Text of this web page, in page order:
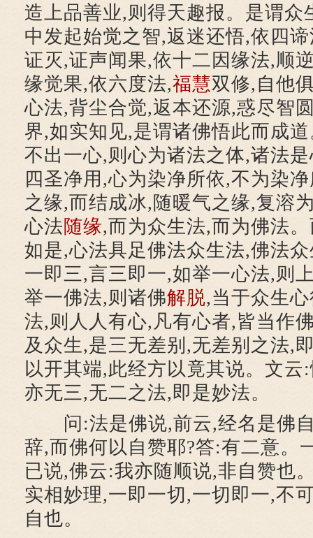
造上品善业,则得天趣报。是谓众
中发起始觉之智,返迷还悟,依四
证灭,证声闻果,依十二因缘法,顺
缘觉果,依六度法,福慧双修,自他
心法,背尘合觉,返本还源,惑尽智
界,如实知见,是谓诸佛悟此而成
不出一心,则心为诸法之体,诸法
四圣净用,心为染净所依,不为染
之缘,而结成冰,随暖气之缘,复溶
心法随缘,而为众生法,而为佛法
如是,心法具足佛法众生法,佛法
一即三,言三即一,如举一心法,则
举一佛法,则诸佛解脱,当于众生
法,则人人有心,凡有心者,皆当作
及众生,是三无差别,无差别之法,
以开其端,此经方以竟其说。文云
亦无三,无二之法,即是妙法。
问:法是佛说,前云,经名是佛自
辞,而佛何以自赞耶?答:有二意。
已说,佛云:我亦随顺说,非自赞也
实相妙理,一即一切,一切即一,不
自也。